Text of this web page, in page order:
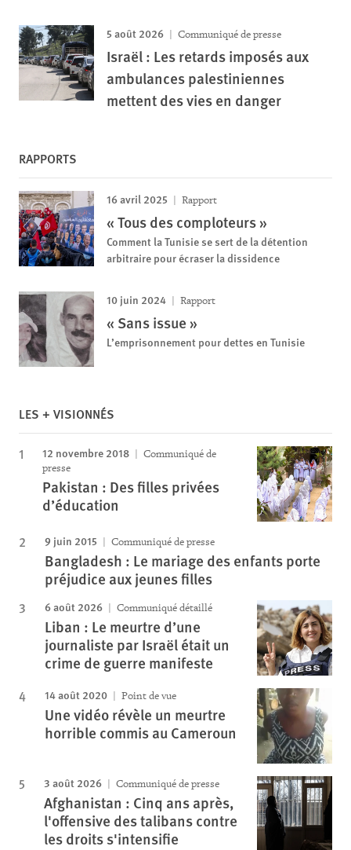
5 août 2026 Communiqué de presse
Israël : Les retards imposés aux
ambulances palestiniennes
mettent des vies en danger
RAPPORTS
16 avril 2025 Rapport
« Tous des comploteurs »
Comment la Tunisie se sert de la détention
arbitraire pour écraser la dissidence
10 juin 2024 Rapport
« Sans issue »
L’emprisonnement pour dettes en Tunisie
LES + VISIONNÉS
12 novembre 2018
Communiqué de
presse
Pakistan : Des filles privées
d’éducation
9 juin 2015 Communiqué de presse
Bangladesh : Le mariage des enfants porte
préjudice aux jeunes filles
6 août 2026 Communiqué détaillé
Liban : Le meurtre d’une
journaliste par Israël était un
crime de guerre manifeste
14 août 2020 Point de vue
Une vidéo révèle un meurtre
horrible commis au Cameroun
3 août 2026 Communiqué de presse
Afghanistan : Cinq ans après,
l'offensive des talibans contre
les droits s'intensifie